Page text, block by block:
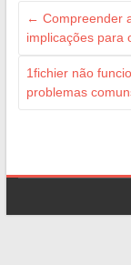
← Compreender
implicações para
1fichier não
problemas